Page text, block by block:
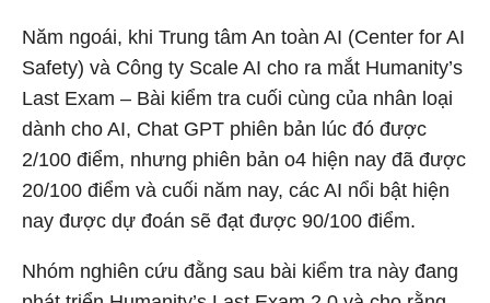
Năm ngoái, khi Trung tâm An toàn AI (Center for AI
Safety) và Công ty Scale AI cho ra mắt Humanity’s
Last Exam – Bài kiểm tra cuối cùng của nhân loại
dành cho AI, Chat GPT phiên bản lúc đó được
2/100 điểm, nhưng phiên bản o4 hiện nay đã được
20/100 điểm và cuối năm nay, các AI nổi bật hiện
nay được dự đoán sẽ đạt được 90/100 điểm.
Nhóm nghiên cứu đằng sau bài kiểm tra này đang